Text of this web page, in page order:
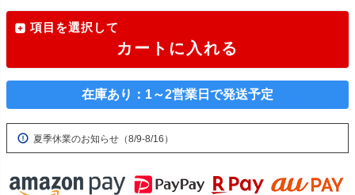
項目を選択して
カートに入れる
在庫あり：1～2営業日で発送予定
夏季休業のお知らせ（8/9-8/16）